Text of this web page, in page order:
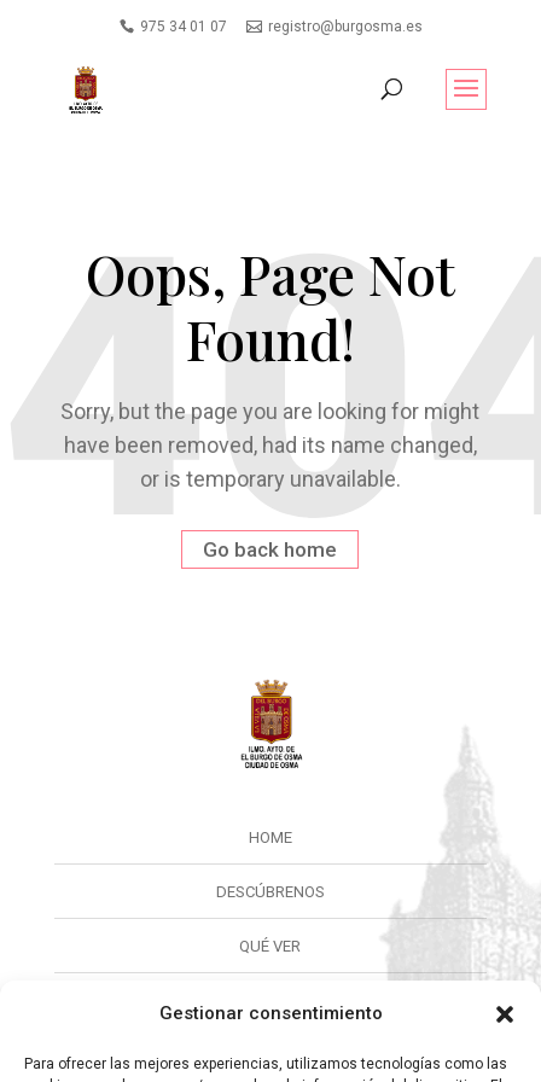
Gestionar consentimiento
Para ofrecer las mejores experiencias, utilizamos tecnologías como las
975 34 01 07 registro@burgosma.es
Oops, Page Not
Found!
Sorry, but the page you are looking for might
have been removed, had its name changed,
or is temporary unavailable.
Go back home
HOME
DESCÚBRENOS
QUÉ VER
CALENDARIO